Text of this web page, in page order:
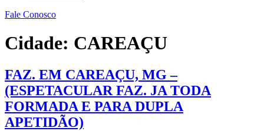
Fale Conosco
Cidade: CAREAÇU
FAZ. EM CAREAÇU, MG –
(ESPETACULAR FAZ. JA TODA
FORMADA E PARA DUPLA
APETIDÃO)